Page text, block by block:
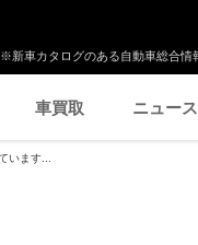
※新車カタログのある自動車総合情
車買取 ニュース
います...